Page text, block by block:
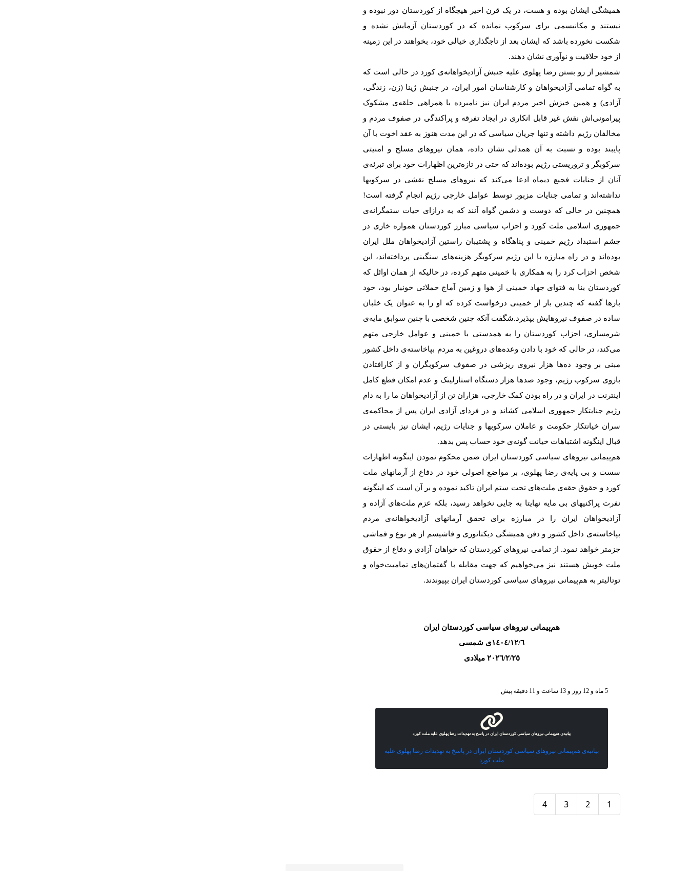
همیشگی ایشان بودە و هست، در یک قرن اخیر هیچگاە از کوردستان دور نبودە و
نیستند و مکانیسمی برای سرکوب نماندە کە در کوردستان آزمایش نشدە و
شکست نخوردە باشد کە ایشان بعد از تاجگذاری خیالی خود، بخواهند در این زمینە
از خود خلاقیت و نوآوری نشان دهند.
شمشیر از رو بستن رضا پهلوی علیە جنبش آزادیخواهانەی کورد در حالی است کە
بە گواە تمامی آزادیخواهان و کارشناسان امور ایران، در جنبش ژینا (زن، زندگی،
آزادی) و همین خیزش اخیر مردم ایران نیز نامبردە با همراهی حلقەی مشکوک
پیرامونی‌اش نقش غیر قابل انکاری در ایجاد تفرقە و پراکندگی در صفوف مردم و
مخالفان رژیم داشتە و تنها جریان سیاسی کە در این مدت هنوز بە عقد اخوت با آن
پایبند بودە و نسبت بە آن همدلی نشان دادە، همان نیروهای مسلح و امنیتی
سرکوبگر و تروریستی رژیم بودەاند کە حتی در تازەترین اظهارات خود برای تبرئەی
آنان از جنایات فجیع دیماە ادعا می‌کند کە نیروهای مسلح نقشی در سرکوبها
نداشتەاند و تمامی جنایات مزبور توسط عوامل خارجی رژیم انجام گرفتە است!
همچنین در حالی کە دوست و دشمن گواە آنند کە بە درازای حیات ستمگرانەی
جمهوری اسلامی ملت کورد و احزاب سیاسی مبارز کوردستان هموارە خاری در
چشم استبداد رژیم خمینی و پناهگاە و پشتیبان راستین آزادیخواهان ملل ایران
بودەاند و در راە مبارزە با این رژیم سرکوبگر هزینەهای سنگینی پرداختەاند، این
شخص احزاب کرد را بە همکاری با خمینی متهم کردە، در حالیکە از همان اوائل کە
کوردستان بنا بە فتوای جهاد خمینی از هوا و زمین آماج حملاتی خونبار بود، خود
بارها گفتە کە چندین بار از خمینی درخواست کردە کە او را بە عنوان یک خلبان
سادە در صفوف نیروهایش بپذیرد.شگفت آنکە چنین شخصی با چنین سوابق مایەی
شرمساری، احزاب کوردستان را بە همدستی با خمینی و عوامل خارجی متهم
می‌کند، در حالی کە خود با دادن وعدەهای دروغین بە مردم بپاخاستەی داخل کشور
مبنی بر وجود دەها هزار نیروی ریزشی در صفوف سرکوبگران و از کارافتادن
بازوی سرکوب رژیم، وجود صدها هزار دستگاە استارلینک و عدم امکان قطع کامل
اینترنت در ایران و در راە بودن کمک خارجی، هزاران تن از آزادیخواهان ما را بە دام
رژیم جنایتکار جمهوری اسلامی کشاند و در فردای آزادی ایران پس از محاکمەی
سران خیانتکار حکومت و عاملان سرکوبها و جنایات رژیم، ایشان نیز بایستی در
قبال اینگونە اشتباهات خیانت گونەی خود حساب پس بدهد.
هم‌پیمانی نیروهای سیاسی کوردستان ایران ضمن محکوم نمودن اینگونە اظهارات
سست و بی پایەی رضا پهلوی، بر مواضع اصولی خود در دفاع از آرمانهای ملت
کورد و حقوق حقەی ملت‌های تحت ستم ایران تاکید نمودە و بر آن است کە اینگونە
نفرت پراکنیهای بی مایە نهایتا بە جایی نخواهد رسید، بلکە عزم ملت‌های آزادە و
آزادیخواهان ایران را در مبارزە برای تحقق آرمانهای آزادیخواهانەی مردم
بپاخاستەی داخل کشور و دفن همیشگی دیکتاتوری و فاشیسم از هر نوع و قماشی
جزمتر خواهد نمود. از تمامی نیروهای کوردستان که خواهان آزادی و دفاع از حقوق
ملت خویش هستند نیز می‌خواهیم که جهت مقابله با گفتمان‌های تمامیت‌خواه و
توتالیتر به هم‌پیمانی نیروهای سیاسی کوردستان ایران بپیوندند.
هم‌پیمانی نیروهای سیاسی کوردستان ایران
١٤٠٤/١٢/٦ی شمسی
٢٠٢٦/٢/٢٥ میلادی
5 ماه و 12 روز و 13 ساعت و 11 دقیقه پیش
بیانیەی هم‌پیمانی نیروهای سیاسی کوردستان ایران در پاسخ بە تهدیدات رضا پهلوی علیە ملت کورد
بیانیەی هم‌پیمانی نیروهای سیاسی کوردستان ایران در پاسخ بە تهدیدات رضا پهلوی علیە
ملت کورد
1
2
3
4